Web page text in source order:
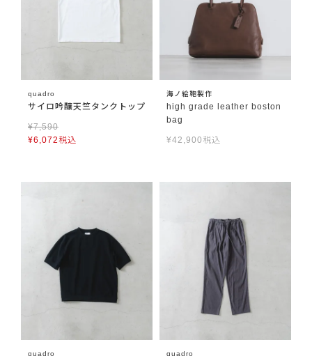
quadro
サイロ吟醸天竺タンクトップ
¥7,590
¥6,072税込
海ノ絵鞄製作
high grade leather boston
bag
¥42,900 税込
quadro quadro